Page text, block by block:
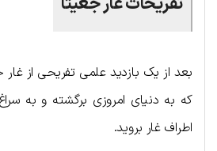
بعد از یک بازدید علمی تفریحی از
که به دنیای امروزی برگشته و به
اطراف غار بروید.